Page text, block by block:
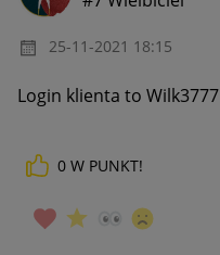
‎25-11-2021 18:15
Login klienta to Wilk3777
0 W PUNKT!